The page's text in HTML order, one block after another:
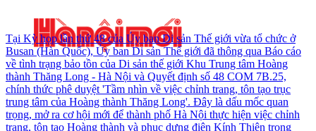
Tại Kỳ họp lần thứ 48 của Ủy ban Di sản Thế giới vừa tổ chức ở
Busan (Hàn Quốc), Ủy ban Di sản Thế giới đã thông qua Báo cáo
về tình trạng bảo tồn của Di sản thế giới Khu Trung tâm Hoàng
thành Thăng Long - Hà Nội và Quyết định số 48 COM 7B.25,
chính thức phê duyệt 'Tầm nhìn về việc chỉnh trang, tôn tạo trục
trung tâm của Hoàng thành Thăng Long'. Đây là dấu mốc quan
trọng, mở ra cơ hội mới để thành phố Hà Nội thực hiện việc chỉnh
trang, tôn tạo Hoàng thành và phục dựng điện Kính Thiên trong